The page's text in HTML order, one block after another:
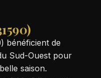
bénéficient de
Sud-Ouest pour
saison.